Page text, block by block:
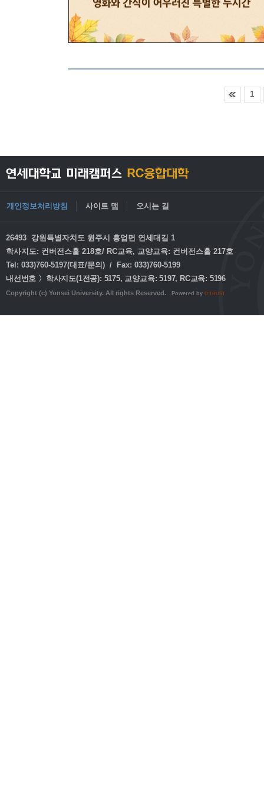
1
개인정보처리방침 사이트 맵 오시는 길
26493 강원특별자치도 원주시 흥업면 연세대길 1
학사지도: 컨버전스홀 218호/ RC교육, 교양교육: 컨버전스홀 217호
Tel: 033)760-5197(대표/문의) / Fax: 033)760-5199
내선번호 〉학사지도(1전공): 5175, 교양교육: 5197, RC교육: 5196
Copyright (c) Yonsei University. All rights Reserved. Powered by D'TRUST